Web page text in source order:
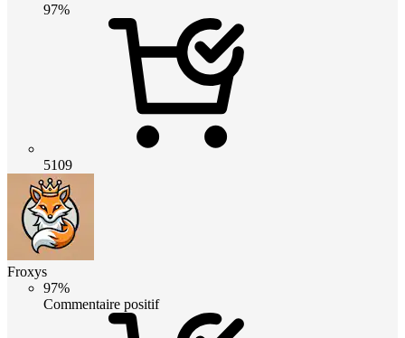
97%
5109
Froxys
97%
Commentaire positif